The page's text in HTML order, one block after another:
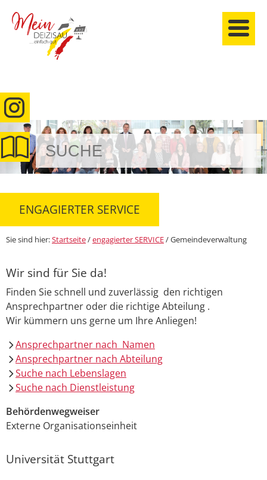
anmelden
ENGAGIERTER SERVICE
Sie sind hier:Startseite/engagierter SERVICE/Gemeindeverwaltung
Wir sind für Sie da!
Finden Sie schnell und zuverlässig den richtigen
Ansprechpartner oder die richtige Abteilung .
Wir kümmern uns gerne um Ihre Anliegen!
Ansprechpartner nach Namen
Ansprechpartner nach Abteilung
Suche nach Lebenslagen
Suche nach Dienstleistung
Behördenwegweiser
Externe Organisationseinheit
Universität Stuttgart